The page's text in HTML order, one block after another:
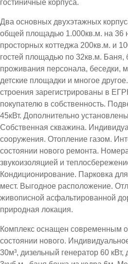
гостиничные корпуса.
Два основных двухэтажных
общей площадью 1.000кв.м. на 36
просторных коттеджа 200кв.м. и
гостей площадью по 32кв.м. Баня,
проживания персонала, беседки,
детские площадки и многое
строения зарегистрированы в
покупателю в собственность.
45кВт. Дополнительно
Собственная скважина.
сооружения. Отопление газом.
состоянии нового ремонта.
звукоизоляцией и
Кондиционирование. Парковка
мест. Выгодное расположение.
живописной асфальтированной
природная локация.
Комплекс оснащен современным
состоянии нового.
30м³, дизельный генератор 60 кВт,